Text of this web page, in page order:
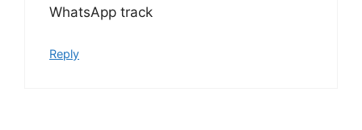
WhatsApp track
Reply